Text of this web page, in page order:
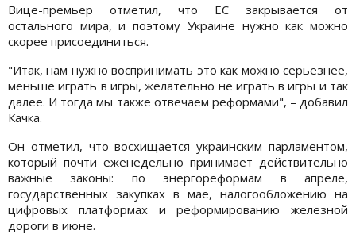
Вице-премьер отметил, что ЕС закрывается от
остального мира, и поэтому Украине нужно как можно
скорее присоединиться.
"Итак, нам нужно воспринимать это как можно серьезнее,
меньше играть в игры, желательно не играть в игры и так
далее. И тогда мы также отвечаем реформами", – добавил
Качка.
Он отметил, что восхищается украинским парламентом,
который почти еженедельно принимает действительно
важные законы: по энергореформам в апреле,
государственных закупках в мае, налогообложению на
цифровых платформах и реформированию железной
дороги в июне.